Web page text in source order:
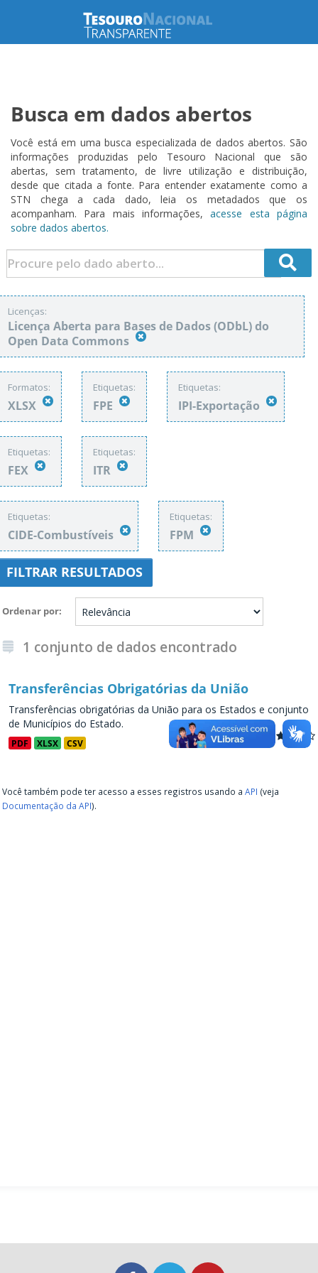
Busca em dados abertos
Você está em uma busca especializada de dados abertos. São
informações produzidas pelo Tesouro Nacional que são
abertas, sem tratamento, de livre utilização e distribuição,
desde que citada a fonte. Para entender exatamente como a
STN chega a cada dado, leia os metadados que os
acompanham. Para mais informações,acesse esta página
sobre dados abertos.
Licenças:
Licença Aberta para Bases de Dados (ODbL) do
Open Data Commons
Formatos:
XLSX
Etiquetas:
FPE
Etiquetas:
IPI-Exportação
Etiquetas:
FEX
Etiquetas:
ITR
Etiquetas:
CIDE-Combustíveis
Etiquetas:
FPM
FILTRAR RESULTADOS
Ordenar por
1 conjunto de dados encontrado
Transferências Obrigatórias da União
Transferências obrigatórias da União para os Estados e conjunto
de Municípios do Estado.
PDF XLSX CSV
Você também pode ter acesso a esses registros usando a API (veja
Documentação da API).